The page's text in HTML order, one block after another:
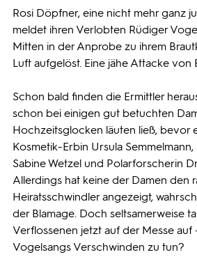
Rosi Döpfner, eine nicht mehr ganz
meldet ihren Verlobten Rüdiger
Mitten in der Anprobe zu ihrem
Luft aufgelöst. Eine jähe Attacke von
Schon bald finden die Ermittler
schon bei einigen gut betuchten
Hochzeitsglocken läuten ließ, bevor
Kosmetik-Erbin Ursula
Sabine Wetzel und Polarforscherin
Allerdings hat keine der Damen den
Heiratsschwindler angezeigt,
der Blamage. Doch seltsamerweise
Verflossenen jetzt auf der Messe auf
Vogelsangs Verschwinden zu tun?